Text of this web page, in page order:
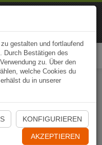
öffnen
gestalten und fortlaufend
Durch Bestätigen des
zu. Über den
welche Cookies du
du in unserer
KONFIGURIEREN
AKZEPTIEREN